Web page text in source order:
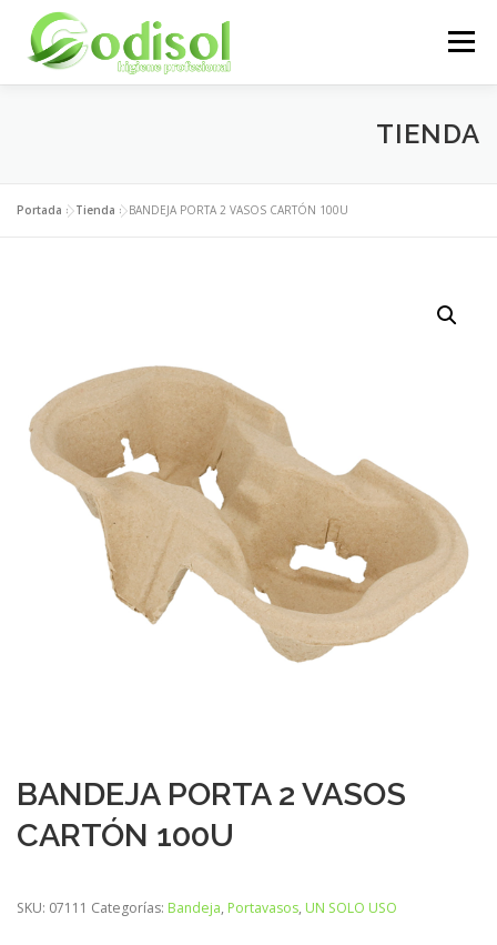
contenido
Menú
ÁREA CLIENTES CONTACTO
TIENDA
Portada »Tienda »BANDEJA PORTA 2 VASOS CARTÓN 100U
BANDEJA PORTA 2 VASOS
CARTÓN 100U
SKU: 07111 Categorías: Bandeja, Portavasos, UN SOLO USO